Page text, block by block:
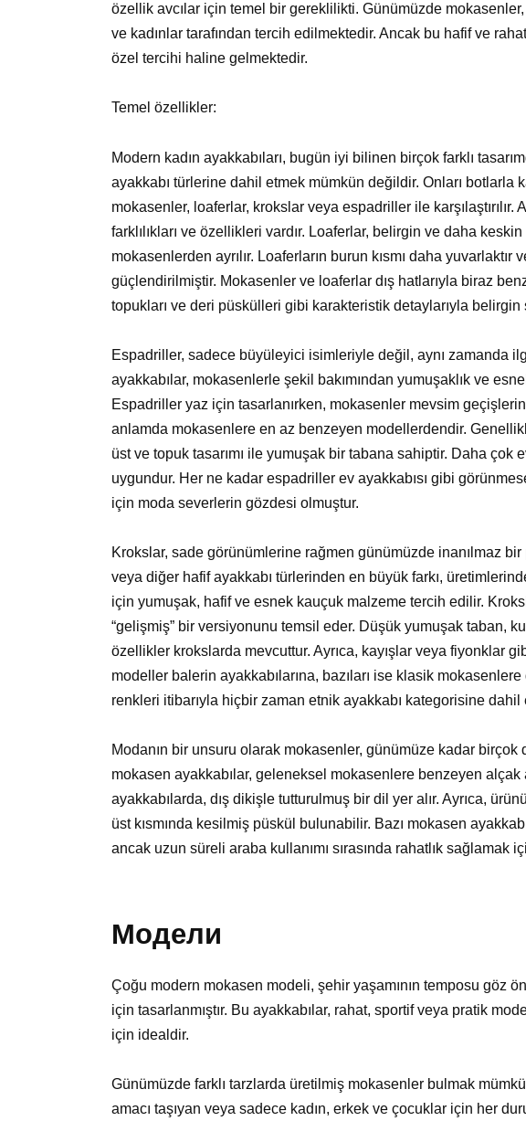
özellik avcılar için temel bir gereklilikti. Günümüzde
ve kadınlar tarafından tercih edilmektedir. Ancak bu hafif ve
özel tercihi haline gelmektedir.
Temel özellikler:
Modern kadın ayakkabıları, bugün iyi bilinen birçok farklı
ayakkabı türlerine dahil etmek mümkün değildir. Onları botlarla
mokasenler, loaferlar, krokslar veya espadriller ile
farklılıkları ve özellikleri vardır. Loaferlar, belirgin ve daha
mokasenlerden ayrılır. Loaferların burun kısmı daha
güçlendirilmiştir. Mokasenler ve loaferlar dış hatlarıyla biraz
topukları ve deri püskülleri gibi karakteristik detaylarıyla belirgin
Espadriller, sadece büyüleyici isimleriyle değil, aynı zamanda
ayakkabılar, mokasenlerle şekil bakımından yumuşaklık ve
Espadriller yaz için tasarlanırken, mokasenler mevsim
anlamda mokasenlere en az benzeyen modellerdendir.
üst ve topuk tasarımı ile yumuşak bir tabana sahiptir. Daha çok
uygundur. Her ne kadar espadriller ev ayakkabısı gibi
için moda severlerin gözdesi olmuştur.
Krokslar, sade görünümlerine rağmen günümüzde inanılmaz
veya diğer hafif ayakkabı türlerinden en büyük farkı,
için yumuşak, hafif ve esnek kauçuk malzeme tercih edilir.
“gelişmiş” bir versiyonunu temsil eder. Düşük yumuşak taban,
özellikler krokslarda mevcuttur. Ayrıca, kayışlar veya fiyonklar
modeller balerin ayakkabılarına, bazıları ise klasik
renkleri itibarıyla hiçbir zaman etnik ayakkabı kategorisine dahil
Modanın bir unsuru olarak mokasenler, günümüze kadar
mokasen ayakkabılar, geleneksel mokasenlere benzeyen alçak
ayakkabılarda, dış dikişle tutturulmuş bir dil yer alır. Ayrıca,
üst kısmında kesilmiş püskül bulunabilir. Bazı mokasen
ancak uzun süreli araba kullanımı sırasında rahatlık sağlamak
Модели
Çoğu modern mokasen modeli, şehir yaşamının temposu göz
için tasarlanmıştır. Bu ayakkabılar, rahat, sportif veya pratik
için idealdir.
Günümüzde farklı tarzlarda üretilmiş mokasenler bulmak
amacı taşıyan veya sadece kadın, erkek ve çocuklar için her